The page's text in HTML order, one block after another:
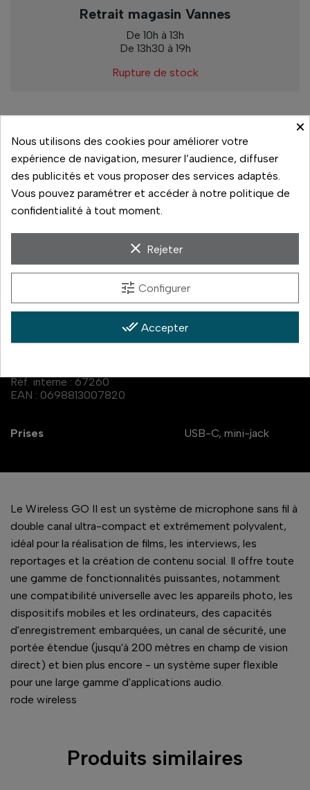
Retrait magasin Vannes
De 10h à 13h
De 13h30 à 19h
Rupture de stock
Paiement sécurisé
14 jours pour changer d'avis
Livraison rapide
Paiement 3x sans frais
Réf. interne : 67260
EAN : 0698813007820
Prises USB-C, mini-jack
Le Wireless GO II est un système de microphone sans fil à
double canal ultra-compact et extrêmement polyvalent,
idéal pour la réalisation de films, les interviews, les
reportages et la création de contenu social. Il offre toute
une gamme de fonctionnalités puissantes, notamment
une compatibilité universelle avec les appareils photo, les
dispositifs mobiles et les ordinateurs, des capacités
d'enregistrement embarquées, un canal de sécurité, une
portée étendue (jusqu'à 200 mètres en champ de vision
direct) et bien plus encore - un système super flexible
pour une large gamme d'applications audio.
rode wireless
Produits similaires
×
Nous utilisons des cookies pour améliorer votre
expérience de navigation, mesurer l’audience, diffuser
des publicités et vous proposer des services adaptés.
Vous pouvez paramétrer et accéder à notre politique de
confidentialité à tout moment.
clear Rejeter
tune Configurer
done_all Accepter